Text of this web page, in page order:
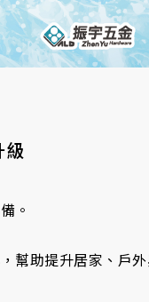
級
。
幫助提升居家、戶